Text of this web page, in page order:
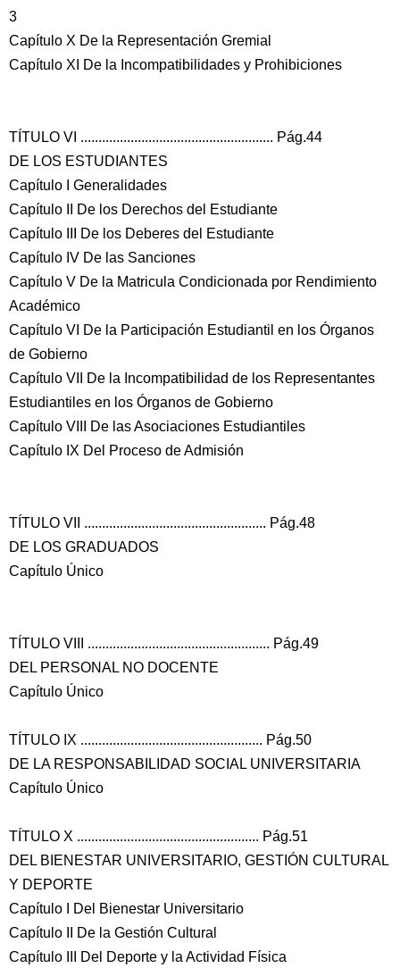
3
Capítulo X De la Representación Gremial
Capítulo XI De la Incompatibilidades y Prohibiciones
TÍTULO VI ...................................................... Pág.44
DE LOS ESTUDIANTES
Capítulo I Generalidades
Capítulo II De los Derechos del Estudiante
Capítulo III De los Deberes del Estudiante
Capítulo IV De las Sanciones
Capítulo V De la Matricula Condicionada por Rendimiento
Académico
Capítulo VI De la Participación Estudiantil en los Órganos
de Gobierno
Capítulo VII De la Incompatibilidad de los Representantes
Estudiantiles en los Órganos de Gobierno
Capítulo VIII De las Asociaciones Estudiantiles
Capítulo IX Del Proceso de Admisión
TÍTULO VII ................................................... Pág.48
DE LOS GRADUADOS
Capítulo Único
TÍTULO VIII ................................................... Pág.49
DEL PERSONAL NO DOCENTE
Capítulo Único
TÍTULO IX ................................................... Pág.50
DE LA RESPONSABILIDAD SOCIAL UNIVERSITARIA
Capítulo Único
TÍTULO X ................................................... Pág.51
DEL BIENESTAR UNIVERSITARIO, GESTIÓN CULTURAL
Y DEPORTE
Capítulo I Del Bienestar Universitario
Capítulo II De la Gestión Cultural
Capítulo III Del Deporte y la Actividad Física